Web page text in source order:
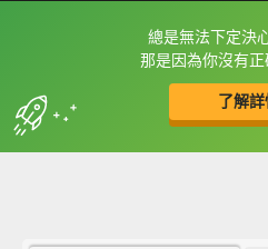
總是無法下定決
那是因為你沒有
了解詳
框選或點兩下字幕可